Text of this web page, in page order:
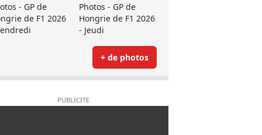
- GP de
de F1 2026
Photos - GP de
Hongrie de F1 2026
- Jeudi
+ de photos